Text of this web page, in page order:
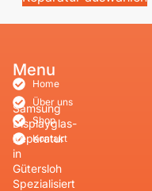
Samsung
Displayglas-
Reparatur
in
Gütersloh
Spezialisiert
Menu
Home
Über uns
Shop
Kontakt